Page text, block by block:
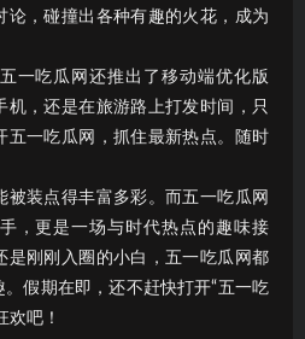
论，碰撞出各种有趣的火花，成为
一吃瓜网还推出了移动端优化版
机，还是在旅游路上打发时间，只
五一吃瓜网，抓住最新热点。随时
被装点得丰富多彩。而五一吃瓜网
，更是一场与时代热点的趣味接
是刚刚入圈的小白，五一吃瓜网都
假期在即，还不赶快打开“五一吃
欢吧！